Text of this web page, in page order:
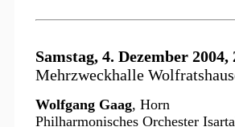
Samstag, 4. Dezember 2004,
Mehrzweckhalle
Wolfgang Gaag, Horn
Philharmonisches Orchester